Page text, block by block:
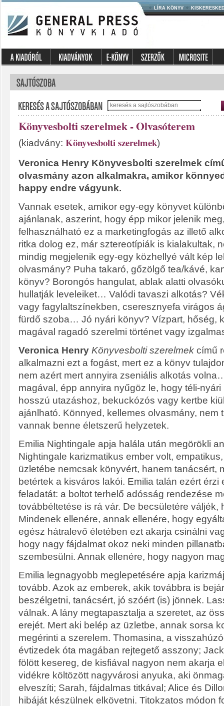
LÍRA KÖNYV
Könyvesbolti szerelmek - Olvasóterem
(kiadvány: Könyvesbolti szerelmek)
Veronica Henry Könyvesbolti szerelmek
olvasmány azon alkalmakra, amikor
happy endre vágyunk.
Vannak esetek, amikor egy-egy könyvet
ajánlanak, aszerint, hogy épp mikor jelenik
felhasználható ez a marketingfogás az illető
ritka dolog ez, már sztereotípiák is kialakultak,
mindig megjelenik egy-egy közhellyé vált kép
olvasmány? Puha takaró, gőzölgő tea/kávé,
könyv? Borongós hangulat, ablak alatti
hullatják leveleiket… Valódi tavaszi alkotás?
vagy fagylaltszínekben, cseresznyefa virágos
fürdő szoba… Jó nyári könyv? Vízpart, hőség,
magával ragadó szerelmi történet vagy
Veronica Henry Könyvesbolti szerelmek című
alkalmazni ezt a fogást, mert ez a könyv
nem azért mert annyira zseniális alkotás
magával, épp annyira nyűgöz le, hogy téli-
hosszú utazáshoz, bekuckózós vagy kertbe
ajánlható. Könnyed, kellemes olvasmány, nem
vannak benne életszerű helyzetek.
Emilia Nightingale apja halála után megörökli
Nightingale karizmatikus ember volt,
üzletébe nemcsak könyvért, hanem tanácsért,
betértek a kisváros lakói. Emilia talán ezért
feladatát: a boltot terhelő adósság rendezése
továbbéltetése is rá vár. De becsületére váljék,
Mindenek ellenére, annak ellenére, hogy
egész hátralevő életében ezt akarja csinálni
hogy nagy fájdalmat okoz neki minden
szembesülni. Annak ellenére, hogy nagyon
Emilia legnagyobb meglepetésére apja
tovább. Azok az emberek, akik továbbra is
beszélgetni, tanácsért, jó szóért (is) jönnek.
válnak. A lány megtapasztalja a szeretet, az
erejét. Mert aki belép az üzletbe, annak sorsa
megérinti a szerelem. Thomasina, a
évtizedek óta magában rejtegető asszony;
fölött kesereg, de kisfiával nagyon nem akarja
vidékre költözött nagyvárosi anyuka, aki
elveszíti; Sarah, fájdalmas titkával; Alice és
hibáját készülnek elkövetni. Titokzatos módon